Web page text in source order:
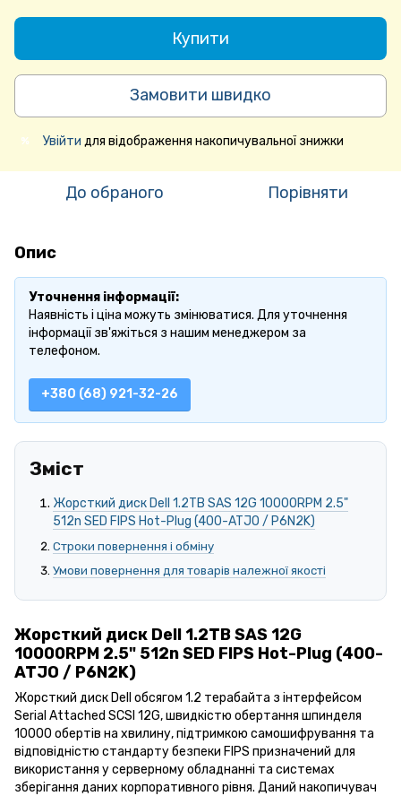
Купити
Замовити швидко
% Увійти для відображення накопичувальної знижки
До обраного Порівняти
Опис
Уточнення інформації:
Наявність і ціна можуть змінюватися. Для уточнення
інформації зв'яжіться з нашим менеджером за
телефоном.
+380 (68) 921-32-26
Зміст
Жорсткий диск Dell 1.2TB SAS 12G 10000RPM 2.5"
512n SED FIPS Hot-Plug (400-ATJO / P6N2K)
Строки повернення і обміну
Умови повернення для товарів належної якості
Жорсткий диск Dell 1.2TB SAS 12G
10000RPM 2.5" 512n SED FIPS Hot-Plug (400-
ATJO / P6N2K)
Жорсткий диск Dell обсягом 1.2 терабайта з інтерфейсом
Serial Attached SCSI 12G, швидкістю обертання шпинделя
10000 обертів на хвилину, підтримкою самошифрування та
відповідністю стандарту безпеки FIPS призначений для
використання у серверному обладнанні та системах
зберігання даних корпоративного рівня. Даний накопичувач